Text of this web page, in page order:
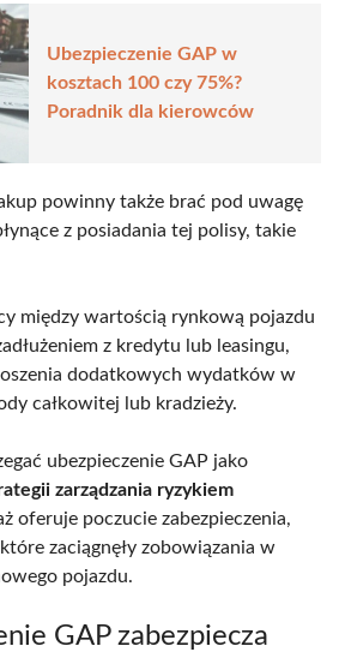
Ubezpieczenie GAP w
kosztach 100 czy 75%?
Poradnik dla kierowców
powinny także brać pod uwagę
z posiadania tej polisy, takie
między wartością rynkową pojazdu
z kredytu lub leasingu,
dodatkowych wydatków w
całkowitej lub kradzieży.
ubezpieczenie GAP jako
zarządzania ryzykiem
oferuje poczucie zabezpieczenia,
zaciągnęły zobowiązania w
pojazdu.
GAP zabezpiecza